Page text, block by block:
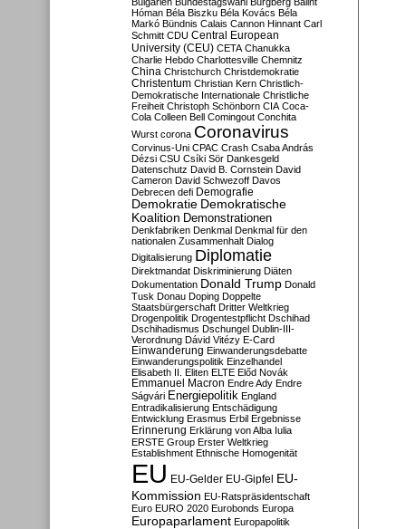
Hóman Béla Biszku Béla Kovács Béla
Markó Bündnis Calais Cannon Hinnant Carl
Schmitt CDU Central European
University (CEU) CETA Chanukka
Charlie Hebdo Charlottesville Chemnitz
China Christchurch Christdemokratie
Christentum Christian Kern Christlich-
Demokratische Internationale Christliche
Freiheit Christoph Schönborn CIA Coca-
Cola Colleen Bell Comingout Conchita
Wurst corona Coronavirus
Corvinus-Uni CPAC Crash Csaba András
Dézsi CSU Csíki Sör Dankesgeld
Datenschutz David B. Cornstein David
Cameron David Schwezoff Davos
Debrecen defi Demografie
Demokratie Demokratische
Koalition Demonstrationen
Denkfabriken Denkmal Denkmal für den
nationalen Zusammenhalt Dialog
Digitalisierung Diplomatie
Direktmandat Diskriminierung Diäten
Dokumentation Donald Trump Donald
Tusk Donau Doping Doppelte
Staatsbürgerschaft Dritter Weltkrieg
Drogenpolitik Drogentestpflicht Dschihad
Dschihadismus Dschungel Dublin-III-
Verordnung Dávid Vitézy E-Card
Einwanderung Einwanderungsdebatte
Einwanderungspolitik Einzelhandel
Elisabeth II. Eliten ELTE Előd Novák
Emmanuel Macron Endre Ady Endre
Ságvári Energiepolitik England
Entradikalisierung Entschädigung
Entwicklung Erasmus Erbil Ergebnisse
Erinnerung Erklärung von Alba Iulia
ERSTE Group Erster Weltkrieg
Establishment Ethnische Homogenität
EU EU-Gelder EU-Gipfel EU-
Kommission EU-Ratspräsidentschaft
Euro EURO 2020 Eurobonds Europa
Europaparlament Europapolitik